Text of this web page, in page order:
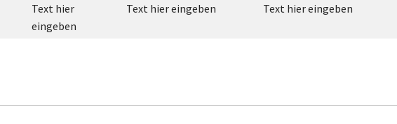
Text hier
eingeben
Text hier eingeben Text hier eingeben